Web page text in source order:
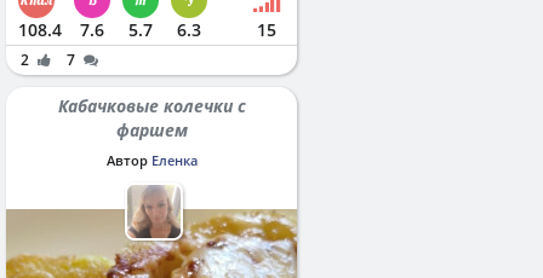
108.4 7.6 5.7 6.3 15
2 7
Кабачковые колечки с
фаршем
Автор Еленка